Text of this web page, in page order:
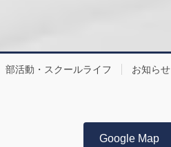
部活動・スクールライフ お知らせ
Google Map